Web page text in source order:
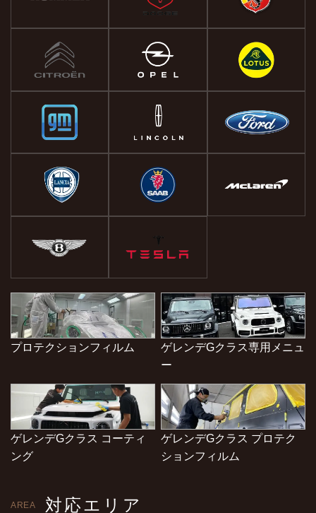
プロテクションフィルム
ゲレンデGクラス専用メニュ
ー
ゲレンデGクラス コーティ
ング
ゲレンデGクラス プロテク
ションフィルム
AREA 対応エリア